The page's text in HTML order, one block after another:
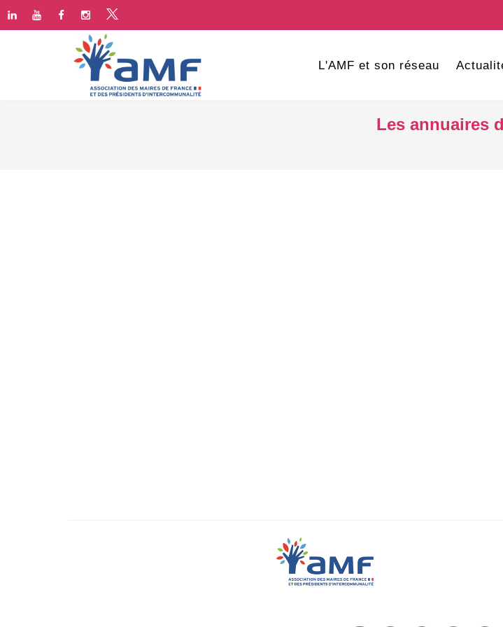
L'AMF et son réseau
Les annuaires